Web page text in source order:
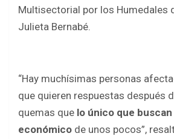
Multisectorial por los Humedales
Julieta Bernabé.
“Hay muchísimas personas
que quieren respuestas después
quemas que lo único que
económico de unos pocos”,